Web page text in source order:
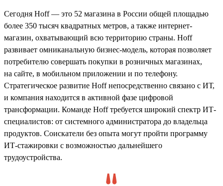
Сегодня Hoff — это 52 магазина в России общей площадью
более 350 тысяч квадратных метров, а также интернет-
магазин, охватывающий всю территорию страны. Hoff
развивает омниканальную бизнес-модель, которая позволяет
потребителю совершать покупки в розничных магазинах,
на сайте, в мобильном приложении и по телефону.
Стратегическое развитие Hoff непосредственно связано с ИТ,
и компания находится в активной фазе цифровой
трансформации. Команде Hoff требуется широкий спектр ИТ-
специалистов: от системного администратора до владельца
продуктов. Соискатели без опыта могут пройти программу
ИТ-стажировки с возможностью дальнейшего
трудоустройства.